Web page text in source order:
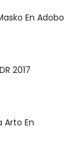
En Adobo
2017
Arto En